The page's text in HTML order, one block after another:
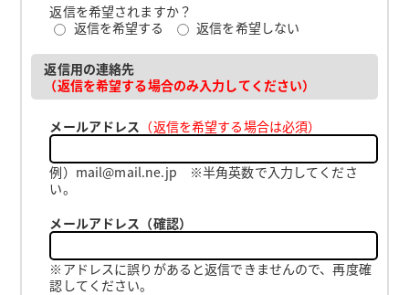
返信を希望されますか？
返信を希望する
返信を希望しない
返信用の連絡先
（返信を希望する場合のみ入力してください）
メールアドレス （返信を希望する場合は必須）
例）mail@mail.ne.jp ※半角英数で入力してくださ
い。
メールアドレス（確認）
※アドレスに誤りがあると返信できませんので、再度確
認してください。